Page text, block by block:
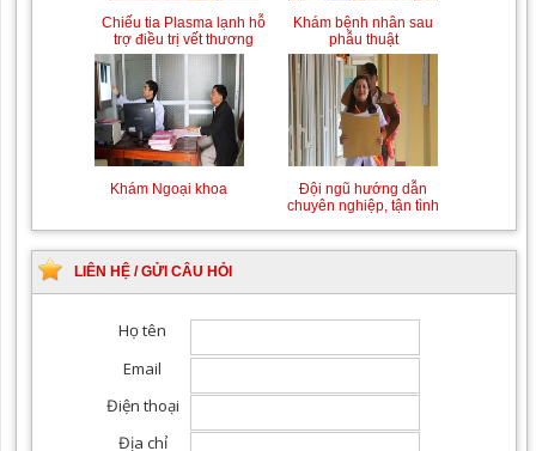
Chiếu tia Plasma lạnh hỗ
trợ điều trị vết thương
Khám bệnh nhân sau
phẫu thuật
Khám Ngoại khoa
Đội ngũ hướng dẫn
chuyên nghiệp, tận tình
LIÊN HỆ / GỬI CÂU HỎI